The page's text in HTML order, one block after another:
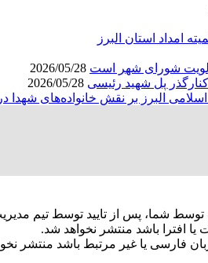
امداد استان البرز
شورای شهر است
کنارگذر پل شهید رئیسی
البرز بر نقش خانواده‌های
توسط شما، پس از تایید توسط تیم
یا افترا باشد منتشر نخواهد شد.
فارسی یا غیر مرتبط باشد منتشر